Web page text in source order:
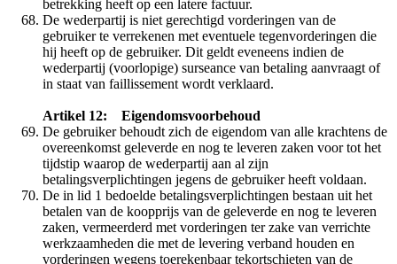
betrekking heeft op een latere factuur.
De wederpartij is niet gerechtigd vorderingen van de
gebruiker te verrekenen met eventuele tegenvorderingen die
hij heeft op de gebruiker. Dit geldt eveneens indien de
wederpartij (voorlopige) surseance van betaling aanvraagt of
in staat van faillissement wordt verklaard.
Artikel 12: Eigendomsvoorbehoud
De gebruiker behoudt zich de eigendom van alle krachtens de
overeenkomst geleverde en nog te leveren zaken voor tot het
tijdstip waarop de wederpartij aan al zijn
betalingsverplichtingen jegens de gebruiker heeft voldaan.
De in lid 1 bedoelde betalingsverplichtingen bestaan uit het
betalen van de koopprijs van de geleverde en nog te leveren
zaken, vermeerderd met vorderingen ter zake van verrichte
werkzaamheden die met de levering verband houden en
vorderingen wegens toerekenbaar tekortschieten van de